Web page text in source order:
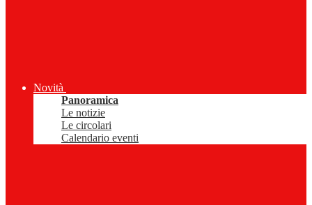
Novità
Panoramica
Le notizie
Le circolari
Calendario eventi